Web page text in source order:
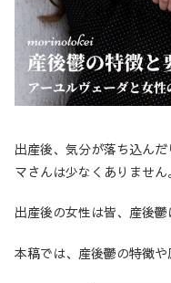
出産後、気分が落ち込ん
マさんは少なくありません。
出産後の女性は皆、産後鬱
本稿では、産後鬱の特徴や